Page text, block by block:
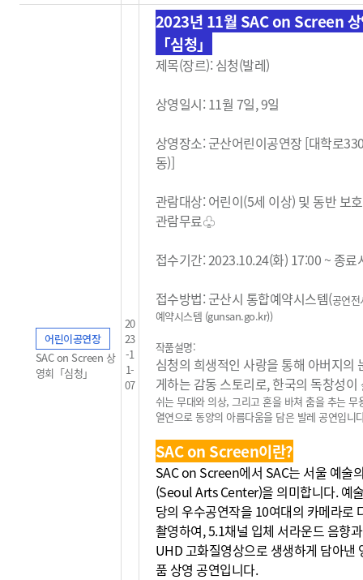
어린이공연장
SAC on Screen 상
영회「심청」
20
23
-1
1-
07
2023년 11월 SAC on Screen
「심청」
제목(장르): 심청(발레)
상영일시: 11월 7일, 9일
상영장소: 군산어린이공연장 [대학로
동)]
관람대상: 어린이(5세 이상) 및 동반 보
관람무료♧
접수기간: 2023.10.24(화) 17:00 ~ 종료
접수방법: 군산시 통합예약시스템(공연
예약시스템 (gunsan.go.kr))
작품설명:
심청의 희생적인 사랑을 통해 아버지의
게하는 감동 스토리로, 한국의 독창성이
쉬는 무대와 의상, 그리고 혼을 바쳐 춤을 추는 무
열연으로 동양의 아름다움을 담은 발레 공연입니
SAC on Screen이란?
SAC on Screen에서 SAC는 서울 예술
(Seoul Arts Center)을 의미합니다. 예
당의 우수공연작을 10여대의 카메라로
촬영하여, 5.1채널 입체 서라운드 음향
UHD 고화질영상으로 생생하게 담아낸
품 상영 공연입니다.